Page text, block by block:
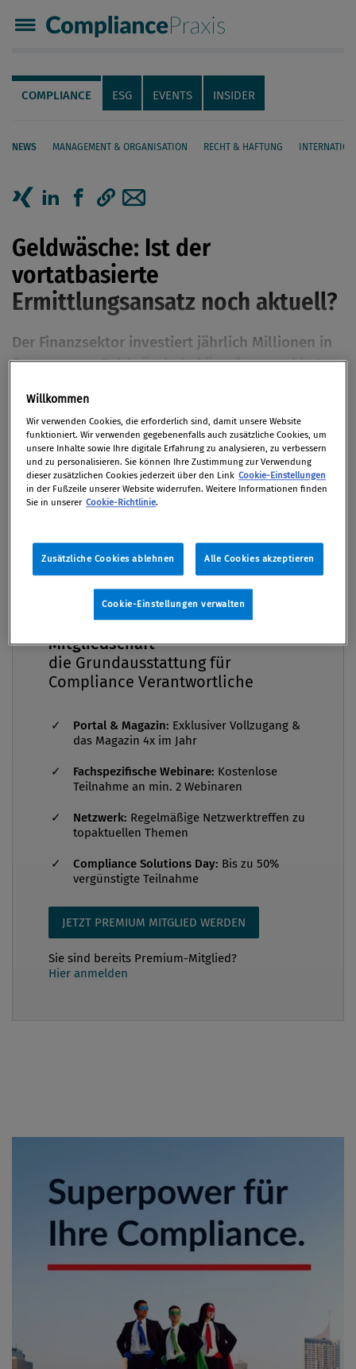
Compliance Praxis
Servicenavigation
Navigation
COMPLIANCE ESG EVENTS INSIDER
NEWS MANAGEMENT & ORGANISATION RECHT & HAFTUNG
Seiteninhalt
Geldwäsche: Ist der
vortatbasierte
Ermittlungsansatz noch aktuell?
Der Finanzsektor investiert jährlich Millionen in
Systeme zur Geldwäschebekämpfung und hat
Verdachtsmeldungen pro Jahr erstattet. Dieser
Zahl stehen jedoch nur rund 60 einschlägige
Verurteilungen gegenüber. Auch die FATF
bemängelt die geringe Zahl von
Geldwäscheermittlungen und -verurteilungen in
Österreich. Man muss sich fragen: Ist die
oder ist ein Umdenken erforderlich?
Dr. Elena Scherschneva
04. März 2019 / Erschienen in Compliance Praxis
dass ein Anfangsverdacht bei Geldwäsche nur
werden kann. Dieser Ansatz ist für die Praxis
Meldepflichtigen ad absurdum. Eine mögliche
Lösung wäre der handlungsbasierte
Ermittlungsansatz in Geldwäsche-Verdachtsfällen.
Anfangsverdacht vs Vortat Die vergleichsweise
geringe Verurteilungszahl ist darauf zurückzuführen,
dass in den meisten gemeldet...
Premium
Compliance Praxis Premium
Mitgliedschaft -
die Grundausstattung für
Compliance Verantwortliche
Portal & Magazin: Exklusiver Vollzugang &
das Magazin 4x im Jahr
Fachspezifische Webinare: Kostenlose
Teilnahme an min. 2 Webinaren
Netzwerk: Regelmäßige Netzwerktreffen zu
topaktuellen Themen
Compliance Solutions Day: Bis zu 50%
vergünstigte Teilnahme
JETZT PREMIUM MITGLIED WERDEN
Sie sind bereits Premium-Mitglied?
Hier anmelden
Willkommen
Wir verwenden Cookies, die erforderlich sind, damit unsere Website
funktioniert. Wir verwenden gegebenenfalls auch zusätzliche Cookies, um
unsere Inhalte sowie Ihre digitale Erfahrung zu analysieren, zu verbessern
und zu personalisieren. Sie können Ihre Zustimmung zur Verwendung
dieser zusätzlichen Cookies jederzeit über den Link Cookie-Einstellungen
in der Fußzeile unserer Website widerrufen. Weitere Informationen finden
Sie in unserer Cookie-Richtlinie.
Zusätzliche Cookies ablehnen Alle Cookies akzeptieren
Cookie-Einstellungen verwalten